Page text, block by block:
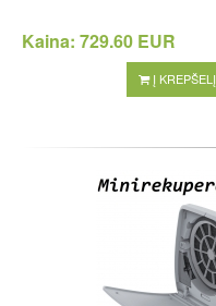
Kaina: 729.60 EUR
Į KREPŠELĮ